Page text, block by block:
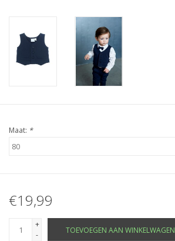
Maat: *
€19,99
+
-
TOEVOEGEN AAN WINKELWAGEN